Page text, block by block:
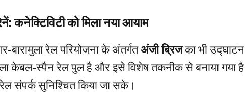
कनेक्टिविटी को मिला नया आयाम
बारामुला रेल परियोजना के अंतर्गतअंजी ब्रिजका भी उद्घाटन
केबल-स्पैन रेल पुल है और इसे विशेष तकनीक से बनाया गया है
संपर्क सुनिश्चित किया जा सके।